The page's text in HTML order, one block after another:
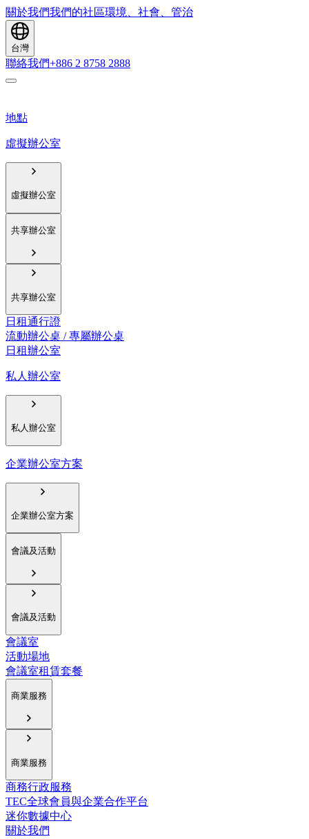
關於我們我們的社區環境、社會、管治
台灣
聯絡我們+886 2 8758 2888
地點
虛擬辦公室
虛擬辦公室
共享辦公室
共享辦公室
日租通行證
流動辦公桌 / 專屬辦公桌
日租辦公室
私人辦公室
私人辦公室
企業辦公室方案
企業辦公室方案
會議及活動
會議及活動
會議室
活動場地
會議室租賃套餐
商業服務
商業服務
商務行政服務
TEC全球會員與企業合作平台
迷你數據中心
關於我們